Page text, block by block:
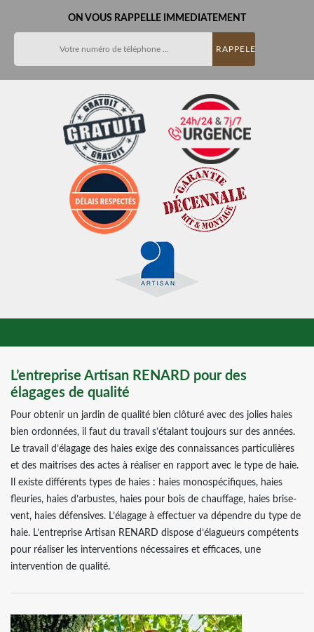
ON VOUS RAPPELLE IMMEDIATEMENT
L’entreprise Artisan RENARD pour des
élagages de qualité
Pour obtenir un jardin de qualité bien clôturé avec des jolies haies
bien ordonnées, il faut du travail s’étalant toujours sur des années.
Le travail d’élagage des haies exige des connaissances particulières
et des maitrises des actes à réaliser en rapport avec le type de haie.
Il existe différents types de haies : haies monospécifiques, haies
fleuries, haies d’arbustes, haies pour bois de chauffage, haies brise-
vent, haies défensives. L’élagage à effectuer va dépendre du type de
haie. L’entreprise Artisan RENARD dispose d’élagueurs compétents
pour réaliser les interventions nécessaires et efficaces, une
intervention de qualité.